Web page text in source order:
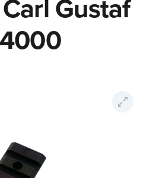
Gustaf
4000